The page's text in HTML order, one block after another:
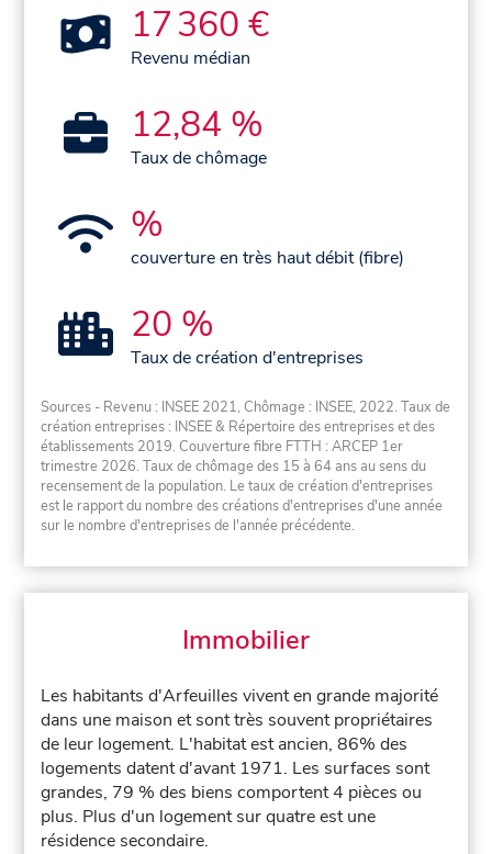
17 360 €
Revenu médian
12,84 %
Taux de chômage
%
couverture en très haut débit (fibre)
20 %
Taux de création d'entreprises
Sources - Revenu : INSEE 2021, Chômage : INSEE, 2022. Taux de
création entreprises : INSEE & Répertoire des entreprises et des
établissements 2019. Couverture fibre FTTH : ARCEP 1er
trimestre 2026. Taux de chômage des 15 à 64 ans au sens du
recensement de la population. Le taux de création d'entreprises
est le rapport du nombre des créations d'entreprises d'une année
sur le nombre d'entreprises de l'année précédente.
Immobilier
Les habitants d'Arfeuilles vivent en grande majorité
dans une maison et sont très souvent propriétaires
de leur logement. L'habitat est ancien, 86% des
logements datent d'avant 1971. Les surfaces sont
grandes, 79 % des biens comportent 4 pièces ou
plus. Plus d'un logement sur quatre est une
résidence secondaire.